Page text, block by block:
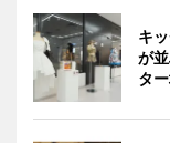
キ
が
タ